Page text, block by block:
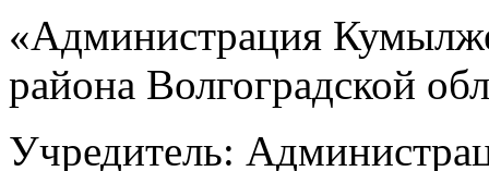
«Администрация
района Волгоградской
Учредитель: